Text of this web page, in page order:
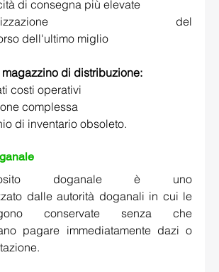
di consegna più elevate
del
dell'ultimo miglio
di distribuzione:
costi operativi
complessa
di inventario obsoleto.
doganale è uno
dalle autorità doganali in cui le
conservate senza che
pagare immediatamente dazi o